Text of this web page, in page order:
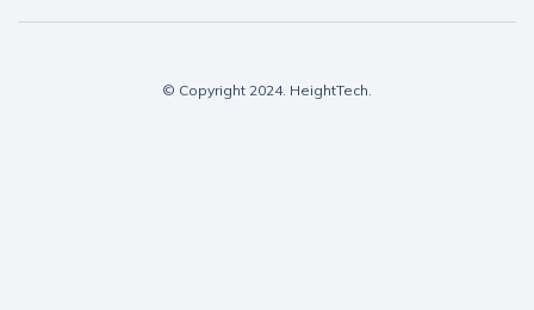
© Copyright 2024. HeightTech.